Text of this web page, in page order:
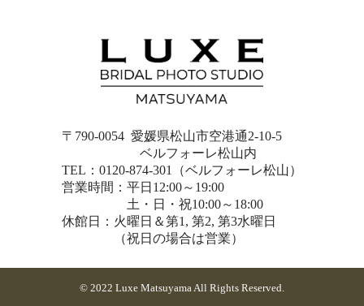
〒790-0054 愛媛県松山市空港通2-10-5
ベルフォーレ松山内
TEL：0120-874-301（ベルフォーレ松山）
営業時間：平日12:00～19:00
土・日・祝10:00～18:00
休館日：火曜日＆第1, 第2, 第3水曜日
（祝日の場合は営業）
© 2022 Luxe Matsuyama All Rights Reserved.